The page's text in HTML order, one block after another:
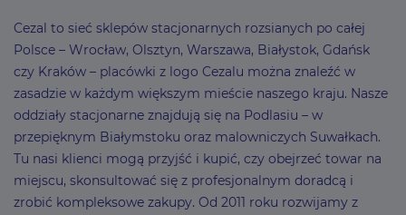
Cezal to sieć sklepów stacjonarnych rozsianych po całej
Polsce – Wrocław, Olsztyn, Warszawa, Białystok, Gdańsk
czy Kraków – placówki z logo Cezalu można znaleźć w
zasadzie w każdym większym mieście naszego kraju. Nasze
oddziały stacjonarne znajdują się na Podlasiu – w
przepięknym Białymstoku oraz malowniczych Suwałkach.
Tu nasi klienci mogą przyjść i kupić, czy obejrzeć towar na
miejscu, skonsultować się z profesjonalnym doradcą i
zrobić kompleksowe zakupy. Od 2011 roku rozwijamy z